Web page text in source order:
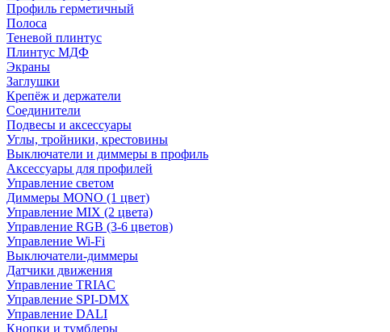
Профиль герметичный
Полоса
Теневой плинтус
Плинтус МДФ
Экраны
Заглушки
Крепёж и держатели
Соединители
Подвесы и аксессуары
Углы, тройники, крестовины
Выключатели и диммеры в профиль
Аксессуары для профилей
Управление светом
Диммеры MONO (1 цвет)
Управление MIX (2 цвета)
Управление RGB (3-6 цветов)
Управление Wi-Fi
Выключатели-диммеры
Датчики движения
Управление TRIAC
Управление SPI-DMX
Управление DALI
Кнопки и тумблеры